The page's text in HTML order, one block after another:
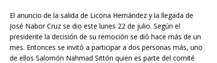
El anuncio de la salida de Licona Hernández y la llegada de
José Nabor Cruz se dio este lunes 22 de julio. Según el
presidente la decisión de su remoción se dió hace más de un
mes. Entonces se invitó a participar a dos personas más, uno
de ellos Salomón Nahmad Sittón quien es parte del comité